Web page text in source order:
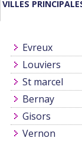
VILLES
Evreux
Louviers
St marcel
Bernay
Gisors
Vernon